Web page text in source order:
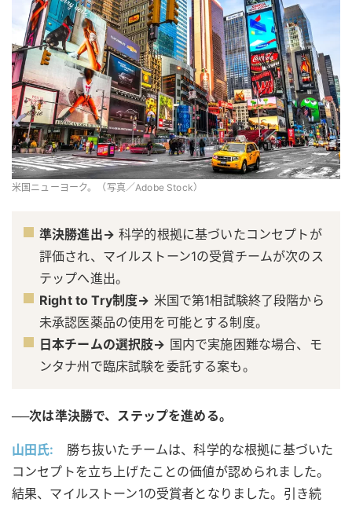
米国ニューヨーク。（写真／Adobe Stock）
準決勝進出→ 科学的根拠に基づいたコンセプトが
評価され、マイルストーン1の受賞チームが次のス
テップへ進出。
Right to Try制度→ 米国で第1相試験終了段階から
未承認医薬品の使用を可能とする制度。
日本チームの選択肢→ 国内で実施困難な場合、モ
ンタナ州で臨床試験を委託する案も。
──次は準決勝で、ステップを進める。
山田氏: 勝ち抜いたチームは、科学的な根拠に基づいた
コンセプトを立ち上げたことの価値が認められました。
結果、マイルストーン1の受賞者となりました。引き続